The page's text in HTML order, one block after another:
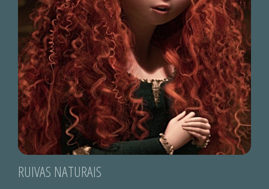
RUIVAS NATURAIS